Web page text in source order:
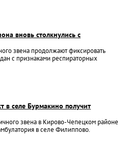
вновь столкнулись с
звена продолжают фиксировать
с признаками респираторных
в селе Бурмакино получит
звена в Кирово-Чепецком районе
в селе Филиппово.